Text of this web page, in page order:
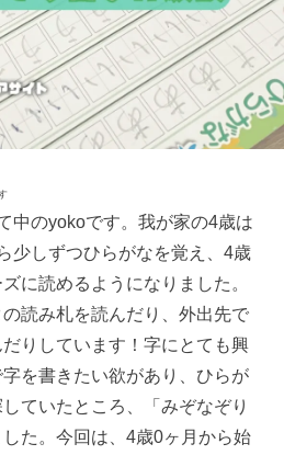
中のyokoです。我が家の4歳は
少しずつひらがなを覚え、4歳
に読めるようになりました。
読み札を読んだり、外出先で
りしています！字にとても興
を書きたい欲があり、ひらが
ていたところ、「みぞなぞり
た。今回は、4歳0ヶ月から始